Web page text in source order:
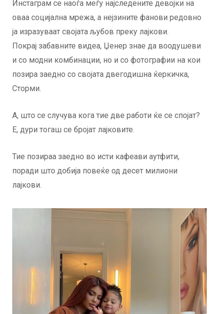
Инстаграм се наоѓа меѓу најследените девојки на
оваа социјална мрежа, а нејзините фанови редовно
ја изразуваат својата љубов преку лајкови.
Покрај забавните видеа, Џенер знае да воодушеви
и со модни комбинации, но и со фотографии на кои
позира заедно со својата двегодишна ќеркичка,
Сторми.
А, што се случува кога тие две работи ќе се спојат?
Е, дури тогаш се бројат лајковите.
Тие позираа заедно во исти кафеави аутфити,
поради што добија повеќе од десет милиони
лајкови.